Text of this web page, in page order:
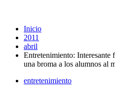
Inicio
2011
abril
Entretenimiento: Interesante
una broma a los alumnos al
entretenimiento